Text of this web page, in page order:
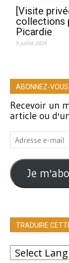
[Visite
collections
Picardie
9 juillet 2026
ABONNEZ-
Recevoir un
article ou
Adresse
e-
mail
Je
TRADUIRE